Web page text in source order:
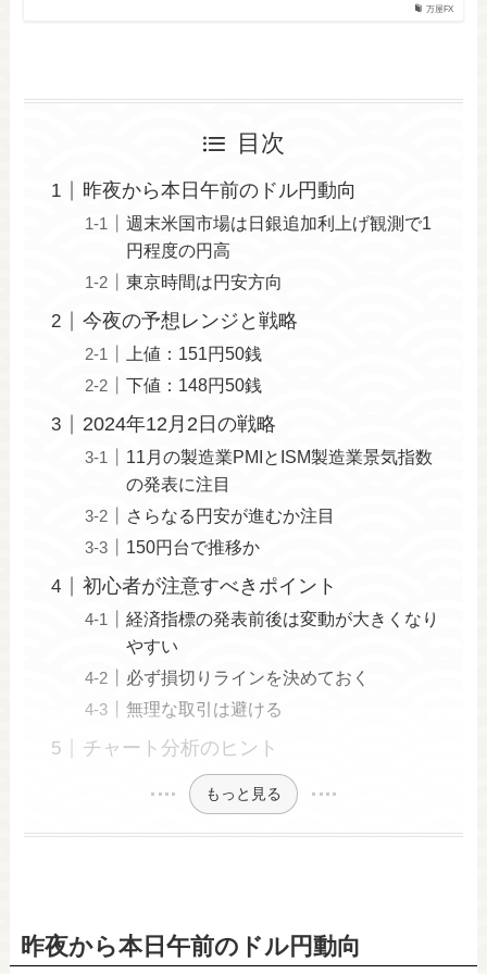
万屋FX
目次
昨夜から本日午前のドル円動向
週末米国市場は日銀追加利上げ観測で1
円程度の円高
東京時間は円安方向
今夜の予想レンジと戦略
上値：151円50銭
下値：148円50銭
2024年12月2日の戦略
11月の製造業PMIとISM製造業景気指数
の発表に注目
さらなる円安が進むか注目
150円台で推移か
初心者が注意すべきポイント
経済指標の発表前後は変動が大きくなり
やすい
必ず損切りラインを決めておく
無理な取引は避ける
チャート分析のヒント
もっと見る
昨夜から本日午前のドル円動向